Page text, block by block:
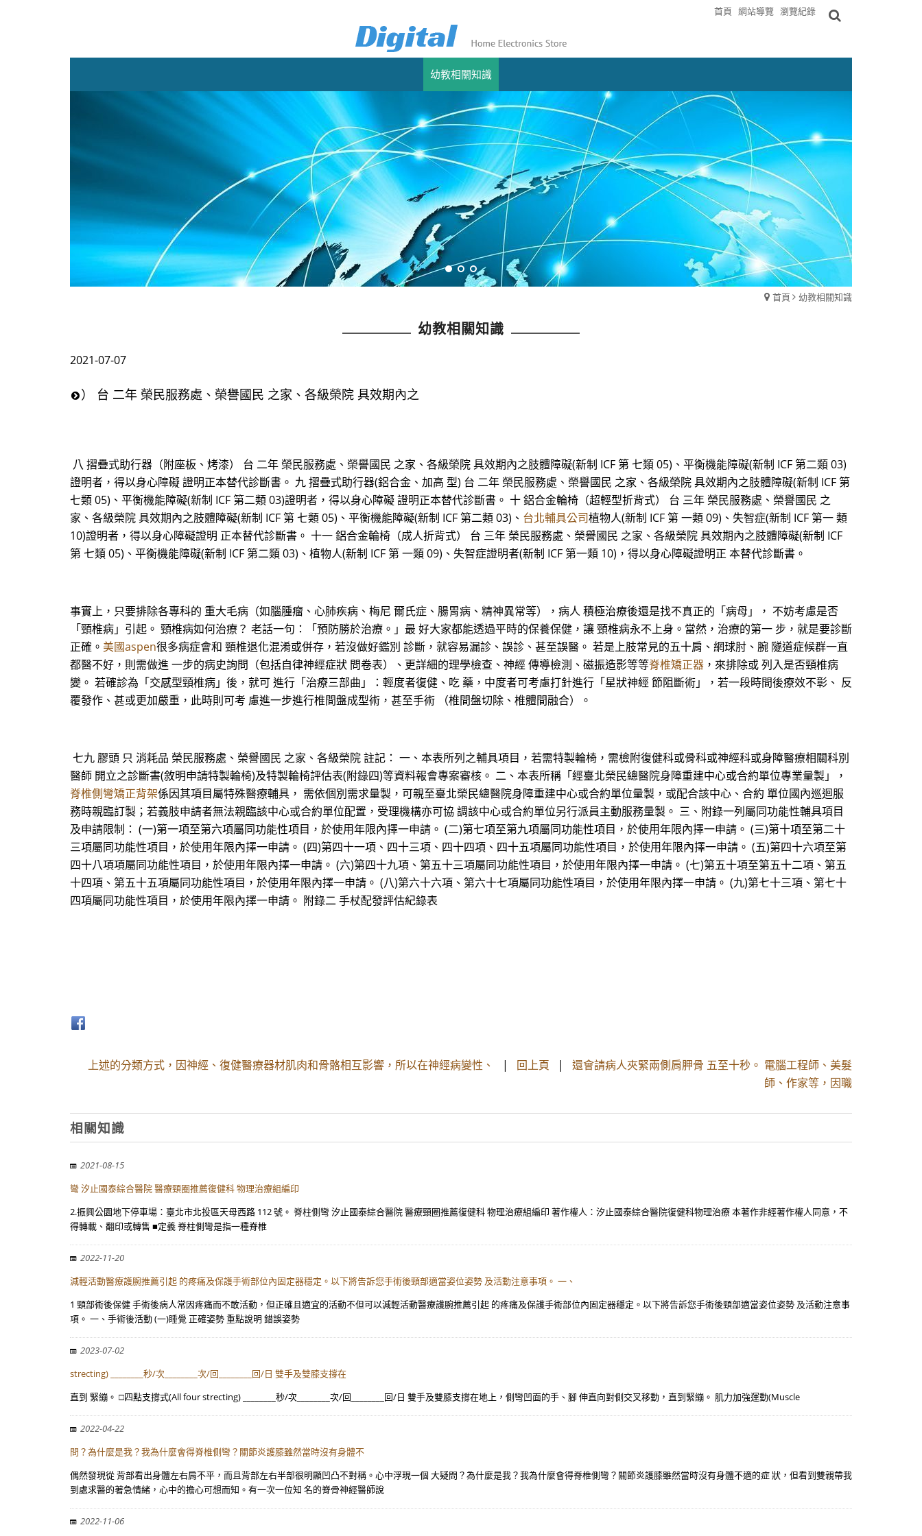
首頁 網站導覽 瀏覽紀錄
幼教相關知識
首頁 幼教相關知識
幼教相關知識
2021-07-07
） 台 二年 榮民服務處、榮譽國民 之家、各級榮院 具效期內之
八 摺疊式助行器（附座板、烤漆） 台 二年 榮民服務處、榮譽國民 之家、各級榮院 具效期內之肢體障礙(新制 ICF 第 七類 05)、平衡機能障礙(新制 ICF 第二類 03)
證明者，得以身心障礙 證明正本替代診斷書。 九 摺疊式助行器(鋁合金、加高 型) 台 二年 榮民服務處、榮譽國民 之家、各級榮院 具效期內之肢體障礙(新制 ICF 第
七類 05)、平衡機能障礙(新制 ICF 第二類 03)證明者，得以身心障礙 證明正本替代診斷書。 十 鋁合金輪椅（超輕型折背式） 台 三年 榮民服務處、榮譽國民 之
家、各級榮院 具效期內之肢體障礙(新制 ICF 第 七類 05)、平衡機能障礙(新制 ICF 第二類 03)、 台北輔具公司植物人(新制 ICF 第 一類 09)、失智症(新制 ICF 第一 類
10)證明者，得以身心障礙證明 正本替代診斷書。 十一 鋁合金輪椅（成人折背式） 台 三年 榮民服務處、榮譽國民 之家、各級榮院 具效期內之肢體障礙(新制 ICF
第 七類 05)、平衡機能障礙(新制 ICF 第二類 03)、植物人(新制 ICF 第 一類 09)、失智症證明者(新制 ICF 第一類 10)，得以身心障礙證明正 本替代診斷書。
事實上，只要排除各專科的 重大毛病（如腦腫瘤、心肺疾病、梅尼 爾氏症、腸胃病、精神異常等），病人 積極治療後還是找不真正的「病母」， 不妨考慮是否
「頸椎病」引起。 頸椎病如何治療？ 老話一句：「預防勝於治療。」最 好大家都能透過平時的保養保健，讓 頸椎病永不上身。當然，治療的第一 步，就是要診斷
正確。 美國aspen很多病症會和 頸椎退化混淆或併存，若沒做好鑑別 診斷，就容易漏診、誤診、甚至誤醫。 若是上肢常見的五十肩、網球肘、腕 隧道症候群一直
都醫不好，則需做進 一步的病史詢問（包括自律神經症狀 問卷表）、更詳細的理學檢查、神經 傳導檢測、磁振造影等等脊椎矯正器 ，來排除或 列入是否頸椎病
變。 若確診為「交感型頸椎病」後，就可 進行「治療三部曲」：輕度者復健、吃 藥，中度者可考慮打針進行「星狀神經 節阻斷術」，若一段時間後療效不彰、 反
覆發作、甚或更加嚴重，此時則可考 慮進一步進行椎間盤成型術，甚至手術 （椎間盤切除、椎體間融合）。
七九 膠頭 只 消耗品 榮民服務處、榮譽國民 之家、各級榮院 註記： 一、本表所列之輔具項目，若需特製輪椅，需檢附復健科或骨科或神經科或身障醫療相關科別
醫師 開立之診斷書(敘明申請特製輪椅)及特製輪椅評估表(附錄四)等資料報會專案審核。 二、本表所稱「經臺北榮民總醫院身障重建中心或合約單位專業量製」，
脊椎側彎矯正背架係因其項目屬特殊醫療輔具， 需依個別需求量製，可親至臺北榮民總醫院身障重建中心或合約單位量製，或配合該中心、合約 單位國內巡迴服
務時親臨訂製；若義肢申請者無法親臨該中心或合約單位配置，受理機構亦可協 調該中心或合約單位另行派員主動服務量製。 三、附錄一列屬同功能性輔具項目
及申請限制： (一)第一項至第六項屬同功能性項目，於使用年限內擇一申請。 (二)第七項至第九項屬同功能性項目，於使用年限內擇一申請。 (三)第十項至第二十
三項屬同功能性項目，於使用年限內擇一申請。 (四)第四十一項、四十三項、四十四項、四十五項屬同功能性項目，於使用年限內擇一申請。 (五)第四十六項至第
四十八項項屬同功能性項目，於使用年限內擇一申請。 (六)第四十九項、第五十三項屬同功能性項目，於使用年限內擇一申請。 (七)第五十項至第五十二項、第五
十四項、第五十五項屬同功能性項目，於使用年限內擇一申請。 (八)第六十六項、第六十七項屬同功能性項目，於使用年限內擇一申請。 (九)第七十三項、第七十
四項屬同功能性項目，於使用年限內擇一申請。 附錄二 手杖配發評估紀錄表
上述的分類方式，因神經、復健醫療器材肌肉和骨骼相互影響，所以在神經病變性、 | 回上頁 | 還會請病人夾緊兩側肩胛骨 五至十秒。 電腦工程師、美髮
師、作家等，因職
相關知識
2021-08-15
彎 汐止國泰綜合醫院 醫療頸圈推薦復健科 物理治療組編印
2.振興公園地下停車場：臺北市北投區天母西路 112 號。 脊柱側彎 汐止國泰綜合醫院 醫療頸圈推薦復健科 物理治療組編印 著作權人：汐止國泰綜合醫院復健科物理治療 本著作非經著作權人同意，不
得轉載、翻印或轉售 ■定義 脊柱側彎是指一種脊椎
2022-11-20
減輕活動醫療護腕推薦引起 的疼痛及保護手術部位內固定器穩定。以下將告訴您手術後頸部適當姿位姿勢 及活動注意事項。 一、
1 頸部術後保健 手術後病人常因疼痛而不敢活動，但正確且適宜的活動不但可以減輕活動醫療護腕推薦引起 的疼痛及保護手術部位內固定器穩定。以下將告訴您手術後頸部適當姿位姿勢 及活動注意事
項。 一、手術後活動 (一)睡覺 正確姿勢 重點說明 錯誤姿勢
2023-07-02
strecting) ________秒/次________次/回________回/日 雙手及雙膝支撐在
直到 緊繃。 □四點支撐式(All four strecting) ________秒/次________次/回________回/日 雙手及雙膝支撐在地上，側彎凹面的手、腳 伸直向對側交叉移動，直到緊繃。 肌力加強運動(Muscle
2022-04-22
問？為什麼是我？我為什麼會得脊椎側彎？關節炎護膝雖然當時沒有身體不
偶然發現從 背部看出身體左右肩不平，而且背部左右半部很明顯凹凸不對稱。心中浮現一個 大疑問？為什麼是我？我為什麼會得脊椎側彎？關節炎護膝雖然當時沒有身體不適的症 狀，但看到雙親帶我
到處求醫的著急情緒，心中的擔心可想而知。有一次一位知 名的脊骨神經醫師說
2022-11-06